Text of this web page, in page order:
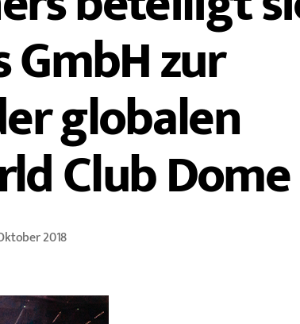
zur
globalen
Club Dome
2018